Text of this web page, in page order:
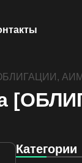
[ОБЛИГАЦИИ,
Категории